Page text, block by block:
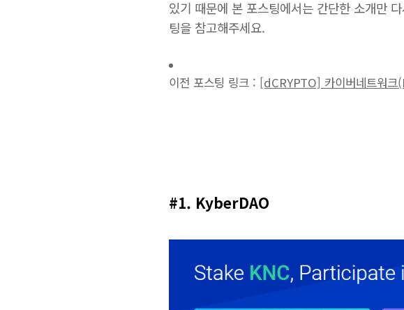
있기 때문에 본 포스팅에서는 간단한 소개만
팅을 참고해주세요.
이전 포스팅 링크 : [dCRYPTO] 카이버네트워크
#1. KyberDAO